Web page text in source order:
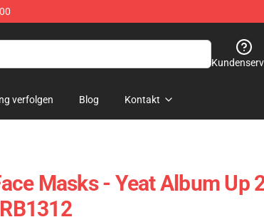
verfolgen Blog Kontakt
Masks - Yeat Album Up